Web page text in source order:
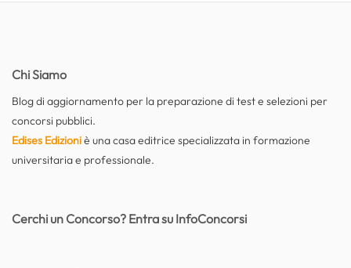
Chi Siamo
Blog di aggiornamento per la preparazione di test e selezioni per
concorsi pubblici.
Edises Edizioniè una casa editrice specializzata in formazione
universitaria e professionale.
Cerchi un Concorso? Entra su InfoConcorsi